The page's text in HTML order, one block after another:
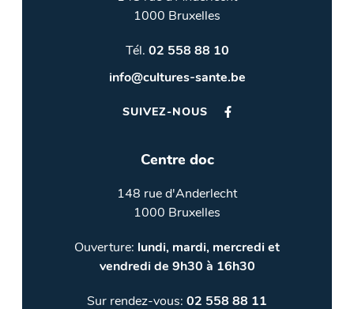
1000 Bruxelles
Tél. 02 558 88 10
info@cultures-sante.be
SUIVEZ-NOUS
Centre doc
148 rue d'Anderlecht
1000 Bruxelles
Ouverture: lundi, mardi, mercredi et
vendredi de 9h30 à 16h30
Sur rendez-vous: 02 558 88 11